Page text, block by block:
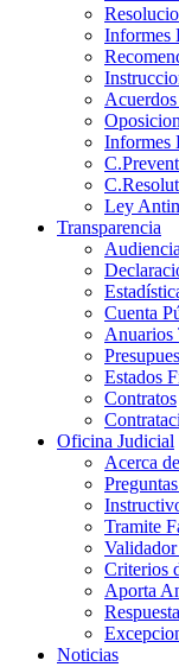
Informes
Informes
Ley
Transparencia
Cuenta
Estados
Contratos
Oficina Judicial
Acerca
Tramite
Criterios
Aporta
Noticias